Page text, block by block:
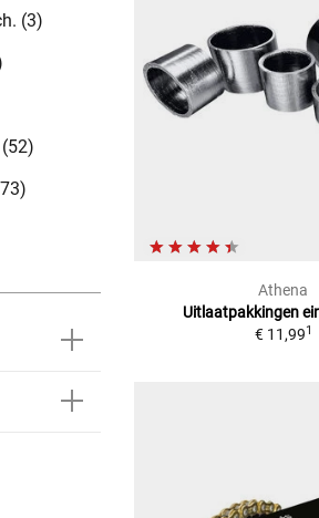
(3)
Athena
Uitlaatpakkingen
€ 11,991